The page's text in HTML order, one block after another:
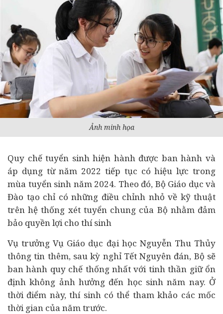
Ảnh minh họa
Quy chế tuyển sinh hiện hành được ban hành và
áp dụng từ năm 2022 tiếp tục có hiệu lực trong
mùa tuyển sinh năm 2024. Theo đó, Bộ Giáo dục và
Đào tạo chỉ có những điều chỉnh nhỏ về kỹ thuật
trên hệ thống xét tuyển chung của Bộ nhằm đảm
bảo quyền lợi cho thí sinh
Vụ trưởng Vụ Giáo dục đại học Nguyễn Thu Thủy
thông tin thêm, sau kỳ nghỉ Tết Nguyên đán, Bộ sẽ
ban hành quy chế thống nhất với tinh thần giữ ổn
định không ảnh hưởng đến học sinh năm nay. Ở
thời điểm này, thí sinh có thể tham khảo các mốc
thời gian của năm trước.